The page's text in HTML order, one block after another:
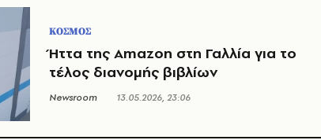
ΚΟΣΜΟΣ
Ήττα της Amazon στη Γαλλία για το
τέλος διανομής βιβλίων
Newsroom 13.05.2026, 23:06